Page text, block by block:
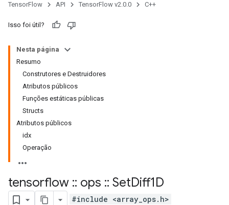
TensorFlow API TensorFlow v2.0.0 C++
Isso foi útil?
Nesta página
Resumo
Construtores e Destruidores
Atributos públicos
Funções estáticas públicas
Structs
Atributos públicos
idx
Operação
tensorflow :: ops :: SetDiff1D
#include <array_ops.h>